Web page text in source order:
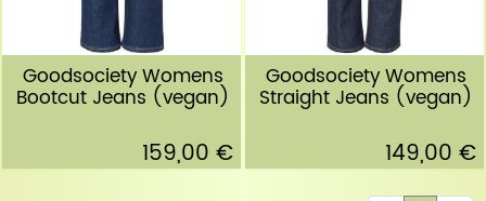
Goodsociety Womens
Bootcut Jeans (vegan)
159,00 €
Goodsociety Womens
Straight Jeans (vegan)
149,00 €